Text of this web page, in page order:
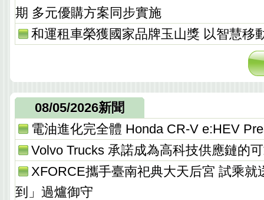
期 多元優購方案同步實施
和運租車榮獲國家品牌玉山獎 以智慧移
08/05/2026新聞
電油進化完全體 Honda CR-V e:HEV
Volvo Trucks 承諾成為高科技供應鏈的
XFORCE攜手臺南祀典大天后宮 試乘就
到」過爐御守